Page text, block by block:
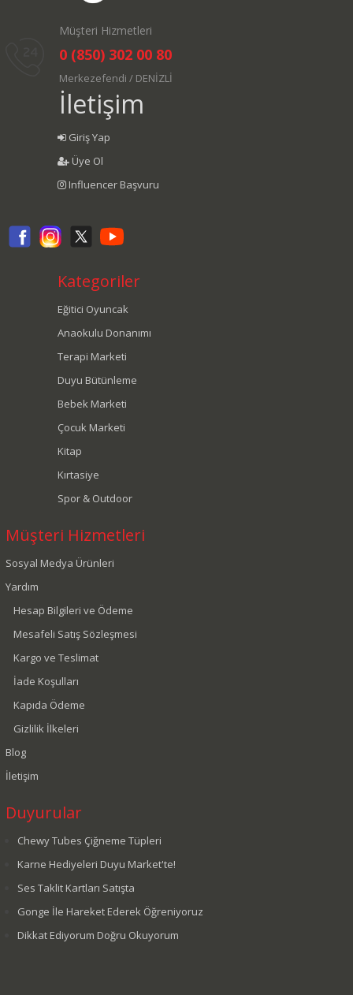
Müşteri Hizmetleri
0 (850) 302 00 80
Merkezefendi / DENİZLİ
İletişim
Giriş Yap
Üye Ol
Influencer Başvuru
Kategoriler
Eğitici Oyuncak
Anaokulu Donanımı
Terapi Marketi
Duyu Bütünleme
Bebek Marketi
Çocuk Marketi
Kitap
Kırtasiye
Spor & Outdoor
Müşteri Hizmetleri
Sosyal Medya Ürünleri
Yardım
Hesap Bilgileri ve Ödeme
Mesafeli Satış Sözleşmesi
Kargo ve Teslimat
İade Koşulları
Kapıda Ödeme
Gizlilik İlkeleri
Blog
İletişim
Duyurular
Chewy Tubes Çiğneme Tüpleri
Karne Hediyeleri Duyu Market'te!
Ses Taklit Kartları Satışta
Gonge İle Hareket Ederek Öğreniyoruz
Dikkat Ediyorum Doğru Okuyorum